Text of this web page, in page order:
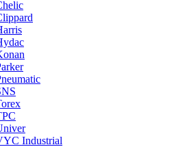
Industrial